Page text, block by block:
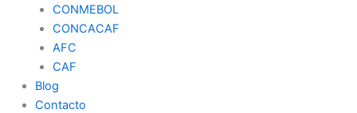
CONMEBOL
CONCACAF
AFC
CAF
Blog
Contacto